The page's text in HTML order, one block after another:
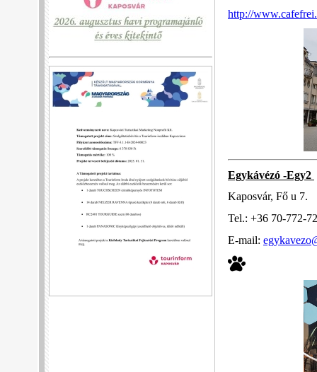
http://
Egykávézó -Egy2
Kaposvár, Fő u 7.
Tel.: +36 70-772-
E-mail: